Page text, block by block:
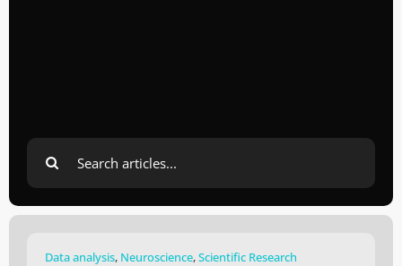
Search
for:
Data analysis, Neuroscience,Scientific Research